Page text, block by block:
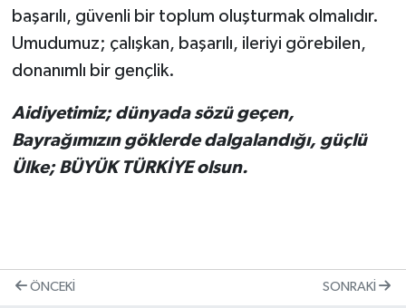
başarılı, güvenli bir toplum oluşturmak olmalıdır.
Umudumuz; çalışkan, başarılı, ileriyi görebilen,
donanımlı bir gençlik.
Aidiyetimiz; dünyada sözü geçen,
Bayrağımızın göklerde dalgalandığı, güçlü
Ülke; BÜYÜK TÜRKİYE olsun.
ÖNCEKI SONRAKI